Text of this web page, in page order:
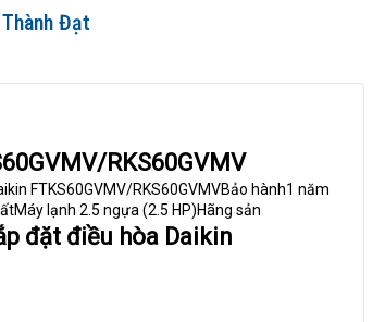
Đạt
RKS60GVMV
FTKS60GVMV/RKS60GVMVBảo hành1 năm
lạnh 2.5 ngựa (2.5 HP)Hãng sản
đặt điều hòa Daikin